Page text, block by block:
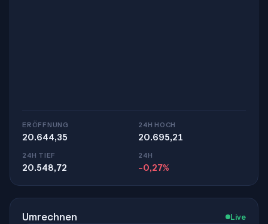
ERÖFFNUNG
20.644,35
24H HOCH
20.695,21
24H TIEF
20.548,72
24H
-0,27%
Umrechnen Live